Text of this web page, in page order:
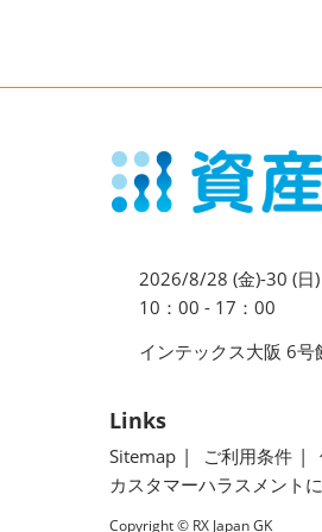
2026/8/28 (金)-30 (日)
10：00 - 17：00
インテックス大阪 6号
Links
Sitemap ご利用条件
カスタマーハラスメント
Copyright © RX Japan GK